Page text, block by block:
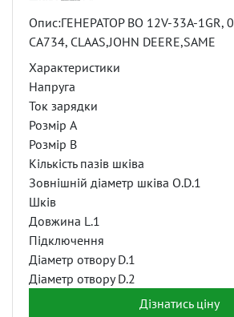
Опис:ГЕНЕРАТОР BO 12V-33A-1GR,
CA734, CLAAS,JOHN DEERE,SAME
Характеристики
Напруга
Ток зарядки
Розмір A
Розмір B
Кількість пазів шківа
Зовнішній діаметр шківа O.D.1
Шків
Довжина L.1
Підключення
Діаметр отвору D.1
Діаметр отвору D.2
Дізнатись ціну